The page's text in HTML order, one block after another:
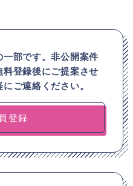
部です。非公開案件
料登録後にご提案させ
ご連絡ください。
登録